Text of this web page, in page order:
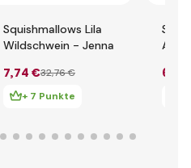
Squishmallows Lila
Wildschwein - Jenna
7,74 €32,76 €
+ 7 Punkte
6